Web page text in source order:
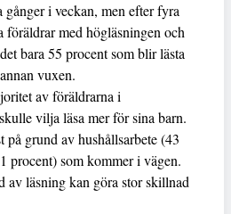
i veckan, men efter fyra
föräldrar med högläsningen och
bara 55 procent som blir lästa
vuxen.
av föräldrarna i
vilja läsa mer för sina barn.
på grund av hushållsarbete (43
procent) som kommer i vägen.
av läsning kan göra stor skillnad